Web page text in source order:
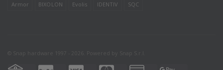
Armor BIXOLON Evolis IDENTIV SQC
© Snap hardware 1997 - 2026. Powered by Snap S.r.l.